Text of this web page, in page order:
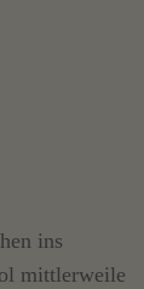
ins
mittlerweile